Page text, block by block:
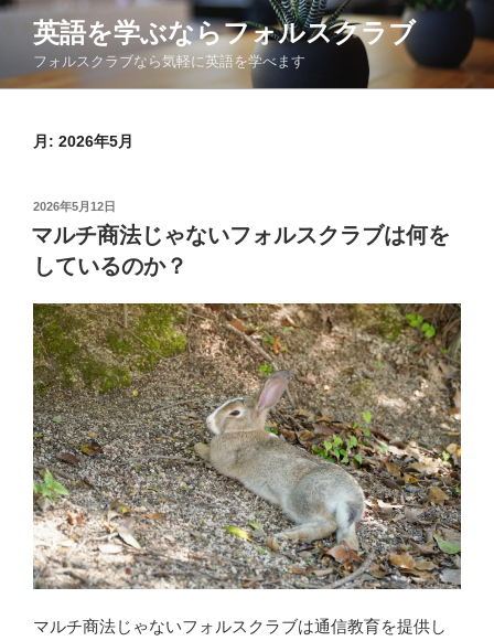
コ
ン
英語を学ぶならフォルスクラブ
フォルスクラブなら気軽に英語を学べます
月: 2026年5月
投
日:
2026年5月12日
マルチ商法じゃないフォルスクラブは何を
しているのか？
マルチ商法じゃないフォルスクラブは通信教育を提供し